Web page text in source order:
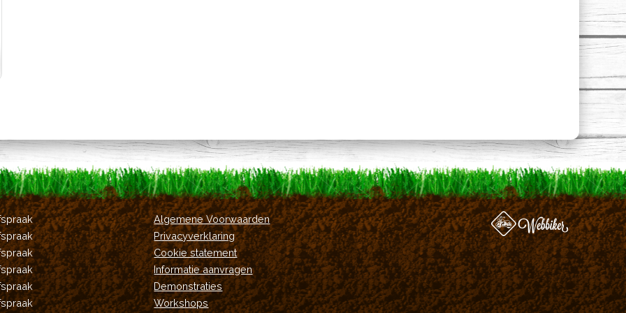
Algemene Voorwaarden
Privacyverklaring
Cookie statement
Informatie aanvragen
Demonstraties
Workshops